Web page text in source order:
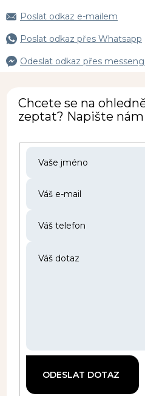
Poslat odkaz e-mailem
Poslat odkaz přes Whatsapp
Odeslat odkaz přes
Chcete se na
zeptat? Napište